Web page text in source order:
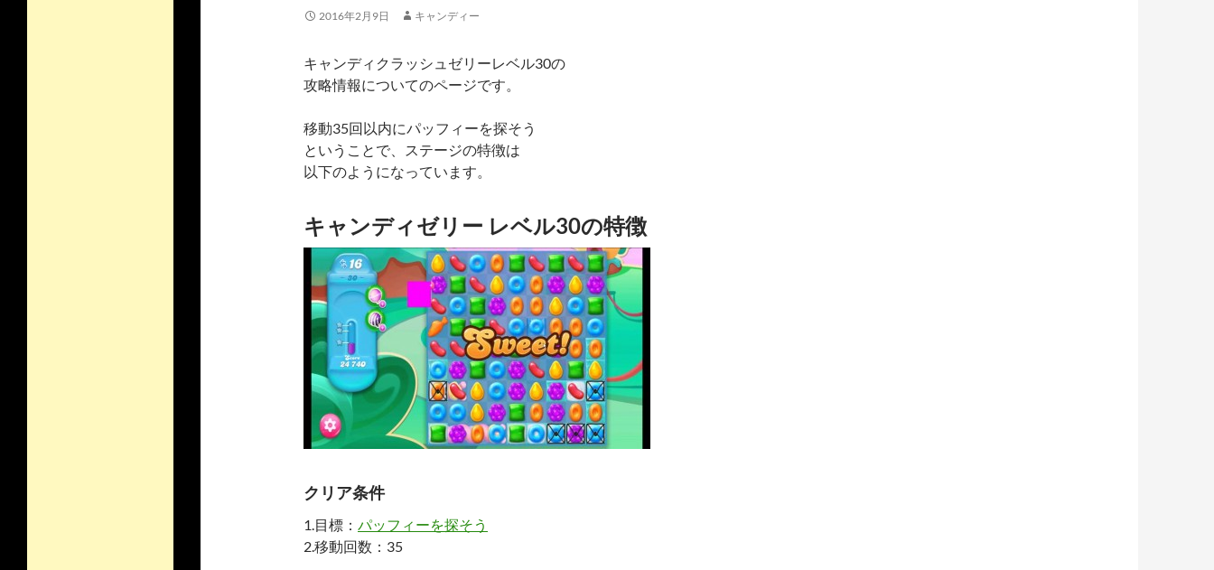
2016年2月9日 キャンディー
キャンディクラッシュゼリーレベル30の
攻略情報についてのページです。
移動35回以内にパッフィーを探そう
ということで、ステージの特徴は
以下のようになっています。
キャンディゼリー レベル30の特徴
クリア条件
1.目標： パッフィーを探そう
2.移動回数：35